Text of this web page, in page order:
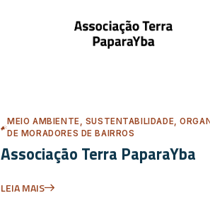
MEIO AMBIENTE, SUSTENTABILIDADE,
DE MORADORES DE BAIRROS
Associação Terra PaparaYba
LEIA MAIS